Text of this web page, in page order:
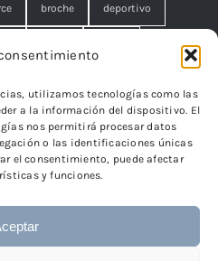
utilizamos tecnologías como las
a la información del dispositivo. El
nos permitirá procesar datos
o las identificaciones únicas
el consentimiento, puede afectar
y funciones.
broche deportivo
rombo filigrana. broche